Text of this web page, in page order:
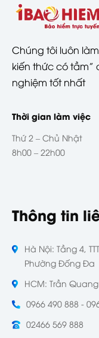
Chúng tôi luôn
kiến thức có tầm”
nghiệm tốt nhất
Thời gian làm việc
Thứ 2 – Chủ Nhật
8h00 – 22h00
Thông tin
Hà Nội: Tầng 4,
Phường Đống Đa
HCM: Trần
0966 490 888 -
02466 569 888